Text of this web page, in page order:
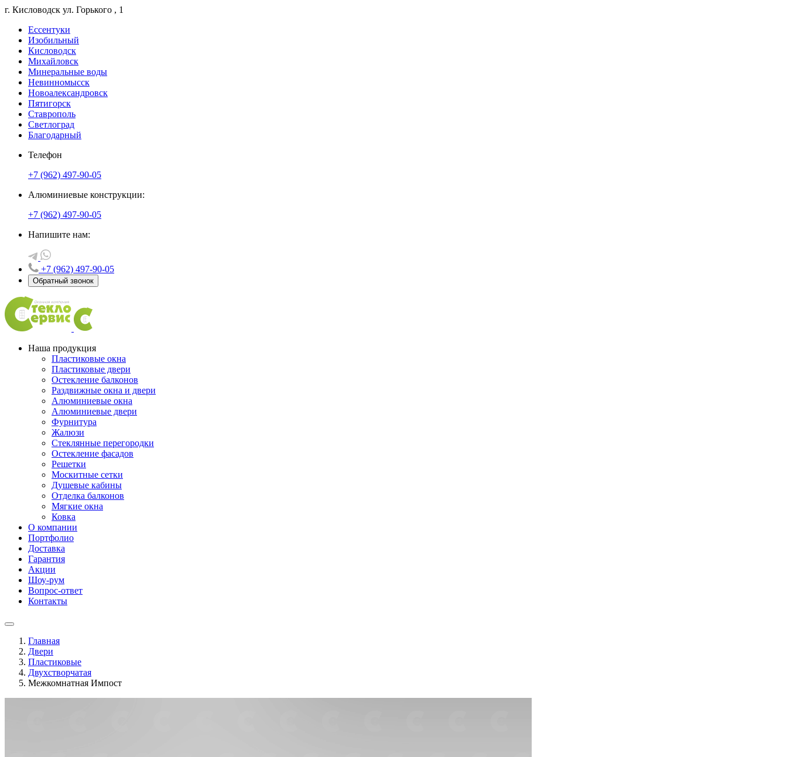
г. Кисловодск ул. Горького , 1
Ессентуки
Изобильный
Кисловодск
Михайловск
Минеральные воды
Невинномысск
Новоалександровск
Пятигорск
Ставрополь
Светлоград
Благодарный
Телефон
+7 (962) 497-90-05
Алюминиевые конструкции:
+7 (962) 497-90-05
Напишите нам:
+7 (962) 497-90-05
Обратный звонок
Наша продукция
Пластиковые окна
Пластиковые двери
Остекление балконов
Раздвижные окна и двери
Алюминиевые окна
Алюминиевые двери
Фурнитура
Жалюзи
Стеклянные перегородки
Остекление фасадов
Решетки
Москитные сетки
Душевые кабины
Отделка балконов
Мягкие окна
Ковка
О компании
Портфолио
Доставка
Гарантия
Акции
Шоу-рум
Вопрос-ответ
Контакты
Главная
Двери
Пластиковые
Двухстворчатая
Межкомнатная Импост